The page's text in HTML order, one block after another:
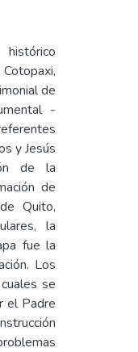
de
-
y Jesús
de la
de
Quito,
la
fue la
Los
se
el Padre